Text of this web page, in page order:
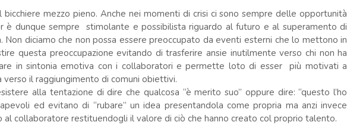
bicchiere mezzo pieno. Anche nei momenti di crisi ci sono sempre delle opportunità
è dunque sempre stimolante e possibilista riguardo al futuro e al superamento di
Non diciamo che non possa essere preoccupato da eventi esterni che lo mettono in
questa preoccupazione evitando di trasferire ansie inutilmente verso chi non ha
in sintonia emotiva con i collaboratori e permette loto di esser più motivati a
il raggiungimento di comuni obiettivi.
alla tentazione di dire che qualcosa “è merito suo” oppure dire: “questo l’ho
ed evitano di “rubare” un idea presentandola come propria ma anzi invece
al collaboratore restituendogli il valore di ciò che hanno creato col proprio talento.